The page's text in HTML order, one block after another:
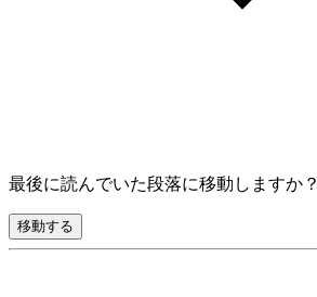
最後に読んでいた段落に移動しますか？
移動する